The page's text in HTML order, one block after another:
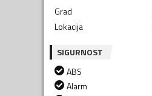
Grad
Lokacija
SIGURNOST
ABS
Alarm